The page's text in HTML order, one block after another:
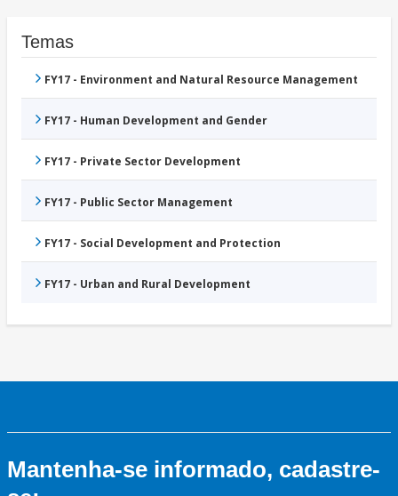
Temas
FY17 - Environment and Natural Resource Management
FY17 - Human Development and Gender
FY17 - Private Sector Development
FY17 - Public Sector Management
FY17 - Social Development and Protection
FY17 - Urban and Rural Development
Mantenha-se informado, cadastre-